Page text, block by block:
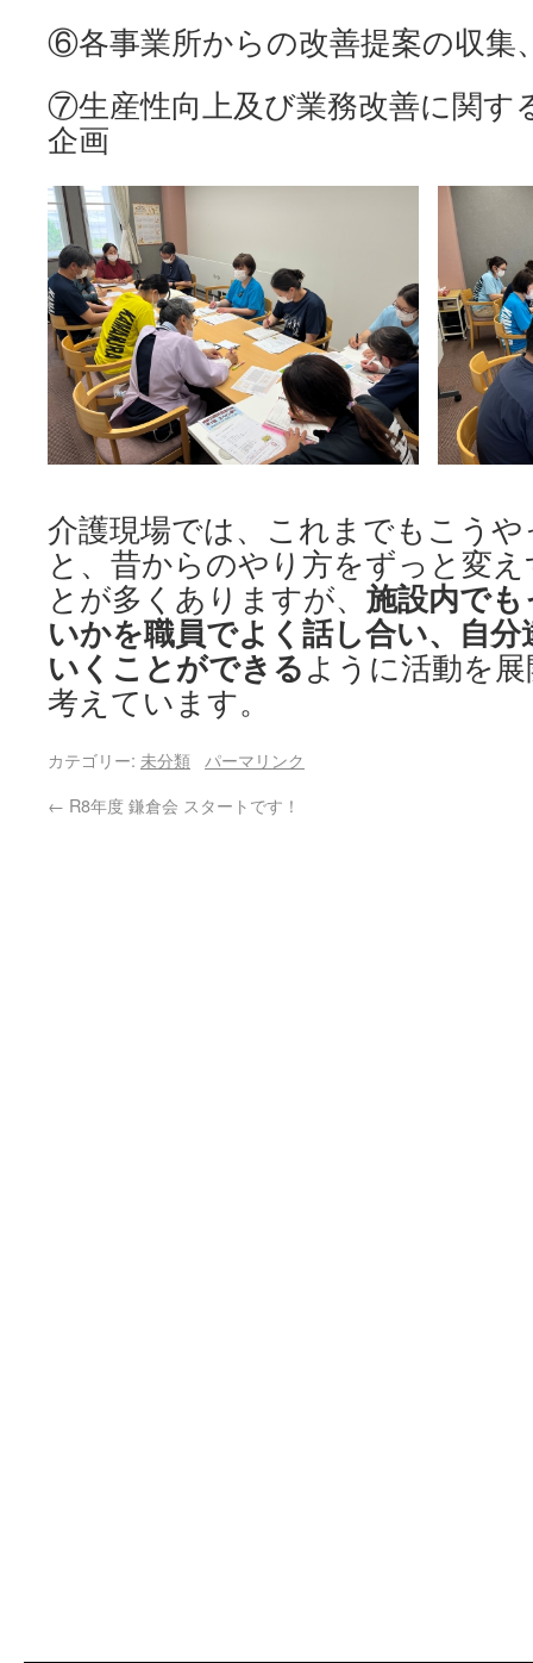
⑥各事業所からの改善提案の収集
⑦生産性向上及び業務改善に関す
企画
介護現場では、これまでもこう
と、昔からのやり方をずっと変
とが多くありますが、 施設内で
いかを職員でよく話し合い、自
いくことができるように活動を
考えています。
カテゴリー: 未分類
パーマリンク
← R8年度 鎌倉会 スタートです！